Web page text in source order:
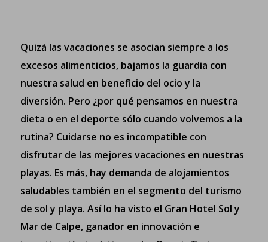
Quizá las vacaciones se asocian siempre a los
excesos alimenticios, bajamos la guardia con
nuestra salud en beneficio del ocio y la
diversión. Pero ¿por qué pensamos en nuestra
dieta o en el deporte sólo cuando volvemos a la
rutina? Cuidarse no es incompatible con
disfrutar de las mejores vacaciones en nuestras
playas. Es más, hay demanda de alojamientos
saludables también en el segmento del turismo
de sol y playa. Así lo ha visto el Gran Hotel Sol y
Mar de Calpe, ganador en innovación e